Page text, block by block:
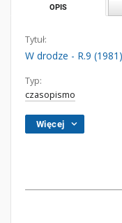
OPIS
Tytuł:
W drodze - R.9
Typ:
czasopismo
Więcej